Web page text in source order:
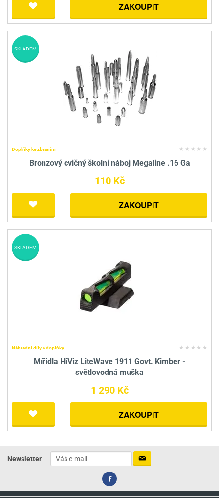
ZAKOUPIT
Doplňky ke zbraním
Bronzový cvičný školní náboj Megaline .16 Ga
110 Kč
ZAKOUPIT
SKLADEM
Náhradní díly a doplňky
Mířidla HiViz LiteWave 1911 Govt. Kimber -
světlovodná muška
1 290 Kč
ZAKOUPIT
SKLADEM
Newsletter